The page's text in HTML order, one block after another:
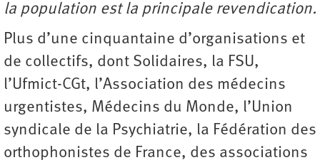
la population est la principale revendication.
Plus d’une cinquantaine d’organisations et
de collectifs, dont Solidaires, la FSU,
l’Ufmict-CGt, l’Association des médecins
urgentistes, Médecins du Monde, l’Union
syndicale de la Psychiatrie, la Fédération des
orthophonistes de France, des associations